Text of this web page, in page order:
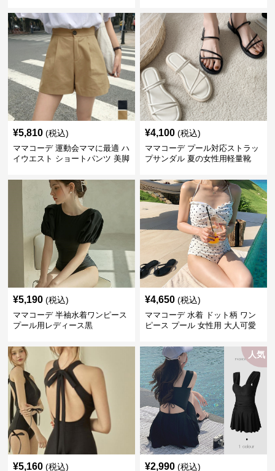
¥5,810 (税込)
ママコーデ 運動会ママに最適 ハ
イウエスト ショートパンツ 美脚
¥4,100 (税込)
ママコーデ プール対応ストラッ
プサンダル 夏の女性用軽量靴
¥5,190 (税込)
ママコーデ 半袖水着ワンピース
プール用レディース黒
¥4,650 (税込)
ママコーデ 水着 ドット柄 ワン
ピース プール 女性用 大人可愛
¥5,160 (税込)
人気
¥2,990 (税込)